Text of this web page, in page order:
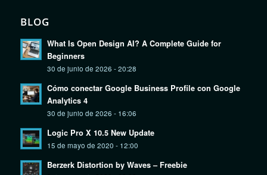
BLOG
What Is Open Design AI? A Complete Guide for
Beginners
30 de junio de 2026 - 20:28
Cómo conectar Google Business Profile con Google
Analytics 4
30 de junio de 2026 - 16:06
Logic Pro X 10.5 New Update
15 de mayo de 2020 - 12:00
Berzerk Distortion by Waves – Freebie